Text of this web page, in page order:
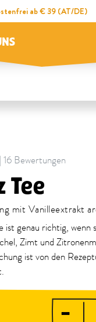
ab € 39 (AT/DE)
Bewertungen
Tee
mit Vanilleextrakt
genau richtig, wenn
Zimt und
ist von den
–